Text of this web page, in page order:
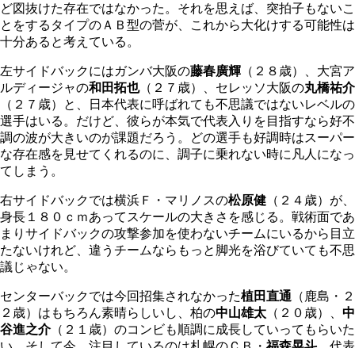
ど図抜けた存在ではなかった。それを思えば、突拍子もないこ
とをするタイプのＡＢ型の菅が、これから大化けする可能性は
十分あると考えている。
左サイドバックにはガンバ大阪の藤春廣輝 （２８歳）、大宮ア
ルディージャの和田拓也（２７歳）、セレッソ大阪の丸橋祐介
（２７歳）と、日本代表に呼ばれても不思議ではないレベルの
選手はいる。だけど、彼らが本気で代表入りを目指すなら好不
調の波が大きいのが課題だろう。どの選手も好調時はスーパー
な存在感を見せてくれるのに、調子に乗れない時に凡人になっ
てしまう。
右サイドバックでは横浜Ｆ・マリノスの松原健 （２４歳）が、
身長１８０ｃｍあってスケールの大きさを感じる。戦術面であ
まりサイドバックの攻撃参加を使わないチームにいるから目立
たないけれど、違うチームならもっと脚光を浴びていても不思
議じゃない。
センターバックでは今回招集されなかった植田直通 （鹿島・２
２歳）はもちろん素晴らしいし、柏の中山雄太 （２０歳）、 中
谷進之介（２１歳）のコンビも順調に成長していってもらいた